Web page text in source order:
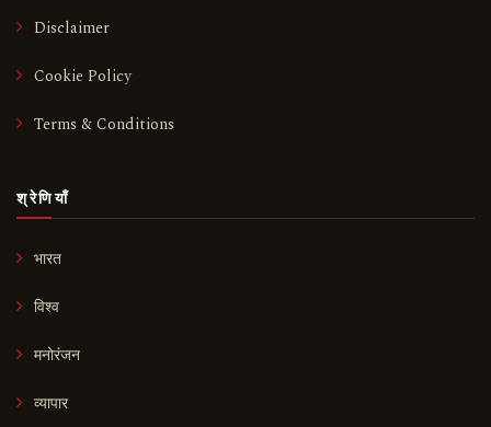
Disclaimer
Cookie Policy
Terms & Conditions
श्रेणियाँ
भारत
विश्व
मनोरंजन
व्यापार